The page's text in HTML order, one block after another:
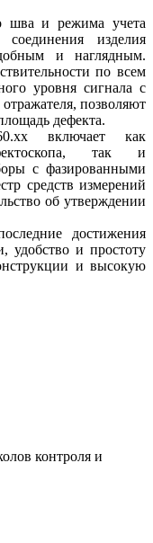
шва и режима учета
изделия
и наглядным.
по всем
уровня сигнала с
позволяют
дефекта.
включает как
так и
с фазированными
средств измерений
об утверждении
достижения
удобство и простоту
и высокую
контроля и